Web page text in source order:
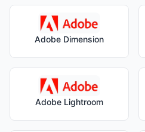
Adobe Dimension
Adobe Lightroom